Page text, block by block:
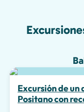
La mejor
Excursión de un
Positano con